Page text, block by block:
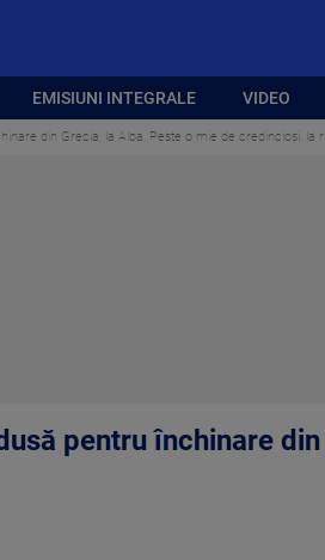
EMISIUNI INTEGRALE VIDEO
din Grecia, la Alba. Peste o mie de credincioși, la
pentru închinare